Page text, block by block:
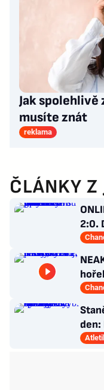
Jak spolehlivě
musíte znát
reklama
ČLÁNKY Z
2:0.
den:
nám